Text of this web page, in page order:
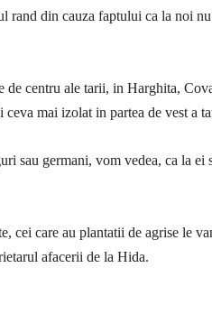
rand din cauza faptului ca la noi nu
de centru ale tarii, in Harghita,
mai izolat in partea de vest a
sau germani, vom vedea, ca la ei
cei care au plantatii de agrise le
afacerii de la Hida.